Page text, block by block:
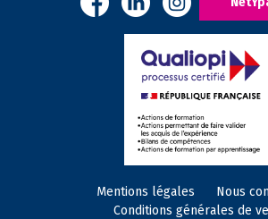
Mentions légales
Nous
Conditions générales de